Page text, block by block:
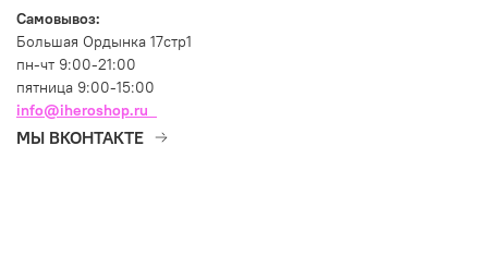
Самовывоз:
Большая Ордынка 17стр1
пн-чт 9:00-21:00
пятница 9:00-15:00
info@iheroshop.ru
МЫ ВКОНТАКТЕ